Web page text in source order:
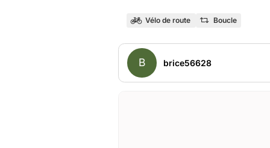
Vélo de route Boucle
B brice56628